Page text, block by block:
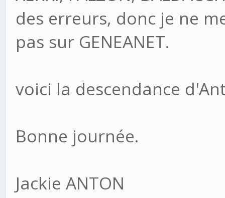
des erreurs, donc je ne
pas sur GENEANET.
voici la descendance
Bonne journée.
Jackie ANTON